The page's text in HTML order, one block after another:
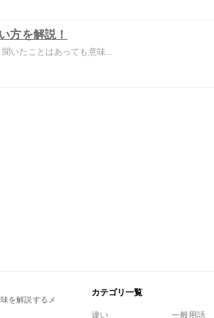
方を解説！
いたことはあっても意味...
を解説するメ
カテゴリ一覧
違い 一般用語